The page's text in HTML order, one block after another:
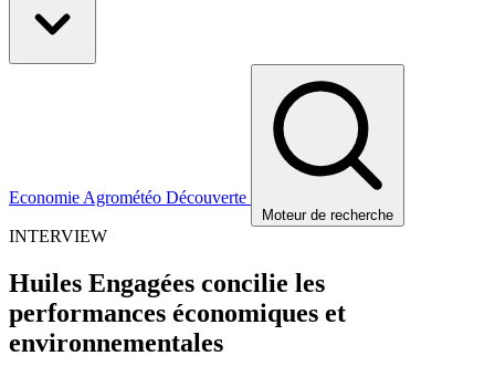
Economie Agrométéo Découverte
Moteur de recherche
INTERVIEW
Huiles Engagées concilie les
performances économiques et
environnementales